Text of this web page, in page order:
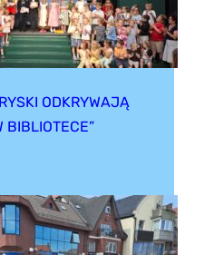
ODKRYWAJĄ
BIBLIOTECE”